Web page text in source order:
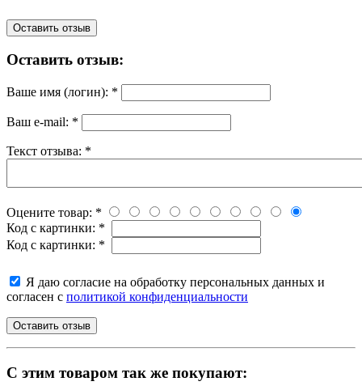
Оставить отзыв
Оставить отзыв:
Ваше имя (логин): *
Ваш e-mail: *
Текст отзыва: *
Оцените товар: *
Код с картинки: *
Код с картинки: *
Я даю согласие на обработку персональных данных и
согласен с политикой конфиденциальности
C этим товаром так же покупают: